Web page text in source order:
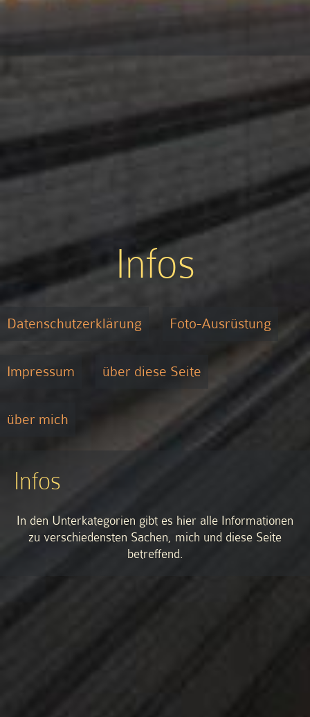
Infos
Datenschutzerklärung Foto-Ausrüstung
Impressum über diese Seite
über mich
Infos
In den Unterkategorien gibt es hier alle Informationen
zu verschiedensten Sachen, mich und diese Seite
betreffend.